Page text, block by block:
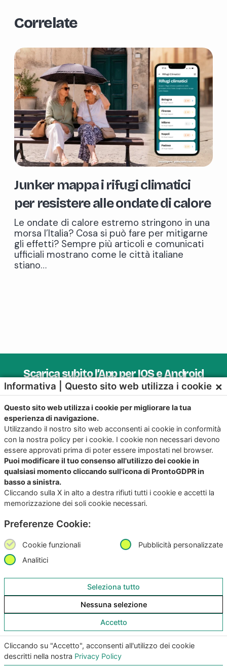
Correlate
Junker mappa i rifugi climatici
per resistere alle ondate di calore
Le ondate di calore estremo stringono in una
morsa l’Italia? Cosa si può fare per mitigarne
gli effetti? Sempre più articoli e comunicati
ufficiali mostrano come le città italiane
stiano…
Scarica subito l’App per IOS e Android
Provala, è Gratis!
Copyright©2026Giunko srl | All Rights Reserved |
Via di Corticella 205/N, 40128 Bologna – PI
Termini & Condizioni
Etico Giunko|Politica Aziendale|CSA Star Registry|
CSA Star Self Assessment| ACN: QUALIFICA livello CQ1,
ID SA-7060
| |
Informativa | Questo sito web utilizza i cookie ×
Questo sito web utilizza i cookie per migliorare la tua
esperienza di navigazione.
Utilizzando il nostro sito web acconsenti ai cookie in conformità
con la nostra policy per i cookie. I cookie non necessari devono
essere approvati prima di poter essere impostati nel browser.
Puoi modificare il tuo consenso all'utilizzo dei cookie in
qualsiasi momento cliccando sull'icona di ProntoGDPR in
basso a sinistra.
Cliccando sulla X in alto a destra rifiuti tutti i cookie e accetti la
memorizzazione dei soli cookie necessari.
Preferenze Cookie:
Cookie funzionali
Pubblicità personalizzate
Analitici
Seleziona tutto
Nessuna selezione
Accetto
Cliccando su "Accetto", acconsenti all'utilizzo dei cookie
descritti nella nostra Privacy Policy